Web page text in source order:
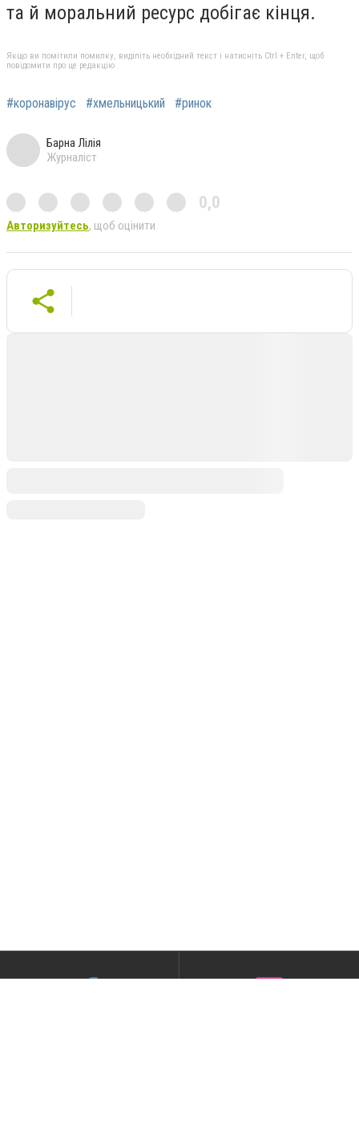
та й моральний ресурс добігає кінця.
Якщо ви помітили помилку, виділіть необхідний текст і натисніть Ctrl + Enter, щоб
повідомити про це редакцію
#коронавірус #хмельницький #ринок
Барна Лілія
Журналіст
0,0
Авторизуйтесь, щоб оцінити